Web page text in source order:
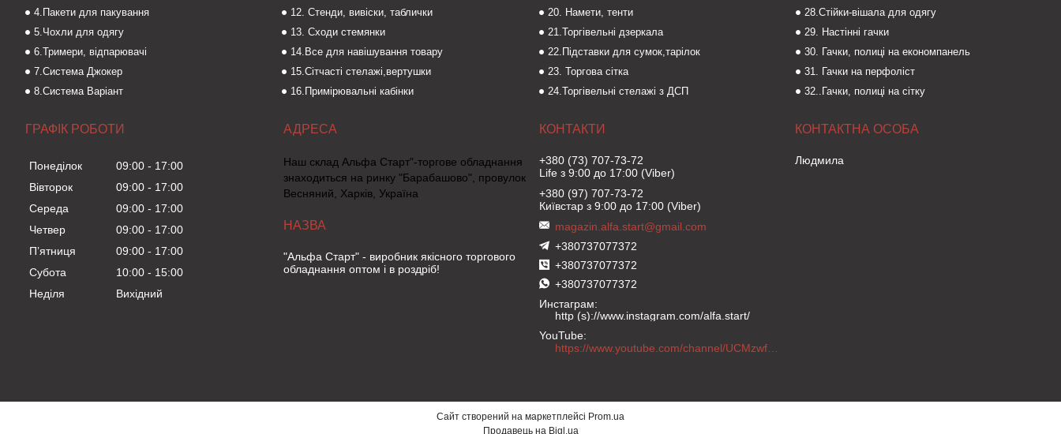
4.Пакети для пакування
5.Чохли для одягу
6.Тримери, відпарювачі
7.Система Джокер
8.Система Варіант
12. Стенди, вивіски, таблички
13. Сходи стемянки
14.Все для навішування товару
15.Сітчасті стелажі,вертушки
16.Примірювальні кабінки
20. Намети, тенти
21.Торгівельні дзеркала
22.Підставки для сумок,тарілок
23. Торгова сітка
24.Торгівельні стелажі з ДСП
28.Стійки-вішала для одягу
29. Настінні гачки
30. Гачки, полиці на економпанель
31. Гачки на перфоліст
32..Гачки, полиці на сітку
ГРАФІК РОБОТИ
Понеділок 09:00
17:00
Вівторок
09:00
17:00
Середа
09:00
17:00
Четвер
09:00
17:00
Пʼятниця
09:00
17:00
Субота
10:00
15:00
Неділя
Вихідний
Наш склад Альфа Старт"-торгове обладнання
знаходиться на ринку "Барабашово", провулок
Весняний, Харків, Україна
"Альфа Старт" - виробник якісного торгового
обладнання оптом і в роздріб!
+380 (73) 707-73-72
Life з 9:00 до 17:00 (Viber)
+380 (97) 707-73-72
Київстар з 9:00 до 17:00 (Viber)
magazin.alfa.start@gmail.com
+380737077372
+380737077372
+380737077372
Инстаграм
http (s)://www.instagram.com/alfa.start/
YouTube
https://www.youtube.com/channel/UCMzwfuPdxogFIKF_nELVFNw
Людмила
Сайт створений на маркетплейсі Prom.ua
Продавець на Bigl.ua